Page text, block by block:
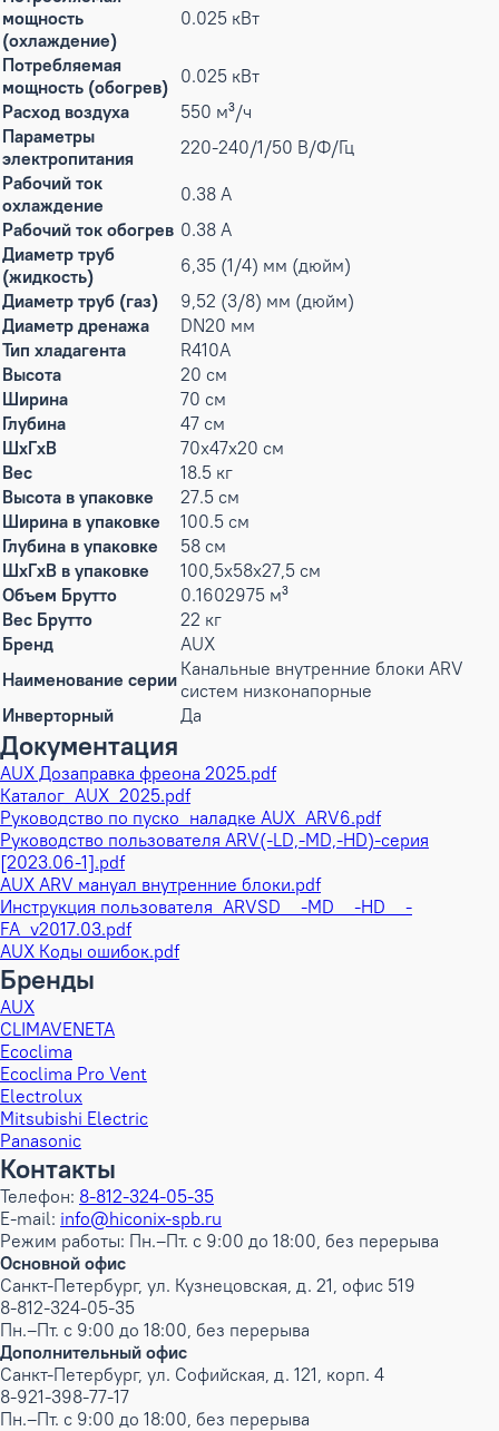
мощность
(охлаждение)
0.025 кВт
Потребляемая
мощность (обогрев) 0.025 кВт
Расход воздуха
550 м³/ч
Параметры
электропитания
220-240/1/50 В/Ф/Гц
Рабочий ток
охлаждение
0.38 А
Рабочий ток обогрев 0.38 А
Диаметр труб
(жидкость)
6,35 (1/4) мм (дюйм)
Диаметр труб (газ)
9,52 (3/8) мм (дюйм)
Диаметр дренажа
DN20 мм
Тип хладагента
R410A
Высота
20 см
Ширина
70 см
Глубина
47 см
ШxГxВ
70x47x20 см
Вес
18.5 кг
Высота в упаковке
27.5 см
Ширина в упаковке
100.5 см
Глубина в упаковке
58 см
ШxГxВ в упаковке
100,5x58x27,5 см
Объем Брутто
0.1602975 м³
Вес Брутто
22 кг
Бренд
AUX
Наименование серии Канальные внутренние блоки ARV
систем низконапорные
Инверторный
Да
Документация
AUX Дозаправка фреона 2025.pdf
Каталог_AUX_2025.pdf
Руководство по пуско_наладке AUX_ARV6.pdf
Руководство пользователя ARV(-LD,-MD,-HD)-серия
[2023.06-1].pdf
AUX ARV мануал внутренние блоки.pdf
Инструкция пользователя_ARVSD__-MD__-HD__-
FA_v2017.03.pdf
AUX Коды ошибок.pdf
Бренды
AUX
CLIMAVENETA
Ecoclima
Ecoclima Pro Vent
Electrolux
Mitsubishi Electric
Panasonic
Контакты
Телефон: 8-812-324-05-35
E-mail: info@hiconix-spb.ru
Режим работы: Пн.–Пт. с 9:00 до 18:00, без перерыва
Основной офис
Санкт-Петербург, ул. Кузнецовская, д. 21, офис 519
8-812-324-05-35
Пн.–Пт. с 9:00 до 18:00, без перерыва
Дополнительный офис
Санкт-Петербург, ул. Софийская, д. 121, корп. 4
8-921-398-77-17
Пн.–Пт. с 9:00 до 18:00, без перерыва